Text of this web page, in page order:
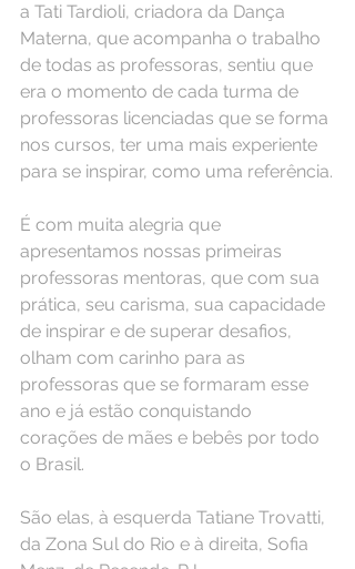
a Tati Tardioli, criadora da Dança
Materna, que acompanha o trabalho
de todas as professoras, sentiu que
era o momento de cada turma de
professoras licenciadas que se forma
nos cursos, ter uma mais experiente
para se inspirar, como uma referência.
É com muita alegria que
apresentamos nossas primeiras
professoras mentoras, que com sua
prática, seu carisma, sua capacidade
de inspirar e de superar desafios,
olham com carinho para as
professoras que se formaram esse
ano e já estão conquistando
corações de mães e bebês por todo
o Brasil.
São elas, à esquerda Tatiane Trovatti,
da Zona Sul do Rio e à direita, Sofia